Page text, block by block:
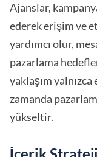
Ajanslar,
ederek erişim ve
yardımcı olur,
pazarlama
yaklaşım
zamanda
yükseltir.